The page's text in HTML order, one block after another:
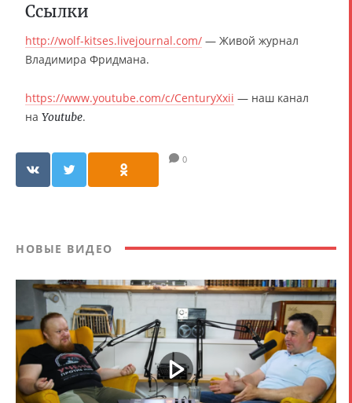
Ссылки
http://wolf-kitses.livejournal.com/ — Живой журнал
Владимира Фридмана.
https://www.youtube.com/c/CenturyXxii — наш канал
на Youtube.
0
НОВЫЕ ВИДЕО